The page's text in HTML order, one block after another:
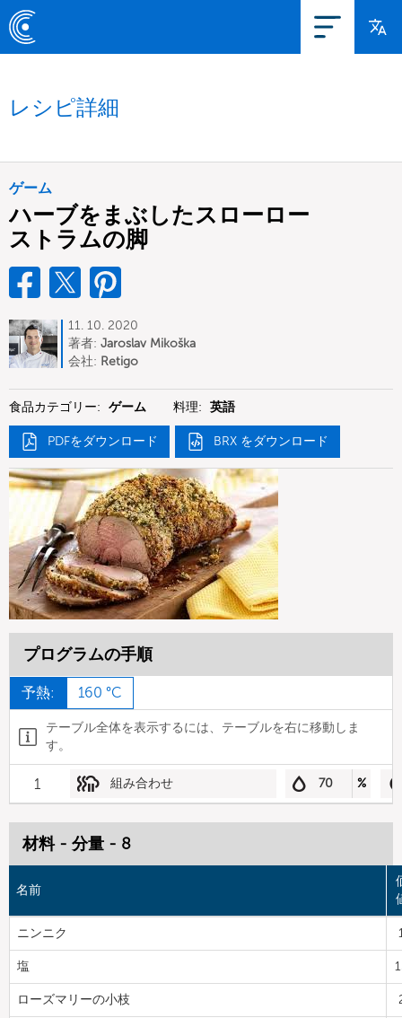
レシピ詳細
ゲーム
ハーブをまぶしたスローロー
ストラムの脚
11. 10. 2020
著者: Jaroslav Mikoška
会社: Retigo
食品カテゴリー: ゲーム 料理: 英語
PDFをダウンロード BRX をダウンロード
プログラムの手順
予熱: 160 °C
テーブル全体を表示するには、テーブルを右に移動しま
す。
1 組み合わせ 70 %
材料 - 分量 - 8
名前
ニンニク
塩
ローズマリーの小枝